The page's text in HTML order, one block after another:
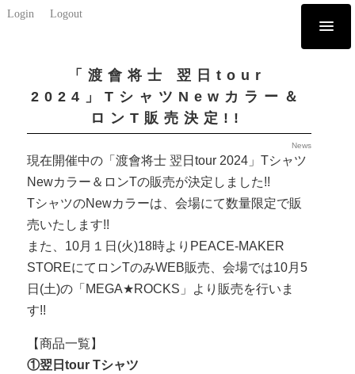
Login Logout
「渡會将士 翌日tour
2024」TシャツNewカラー＆
ロンT販売決定!!
News
現在開催中の「渡會将士 翌日tour 2024」Tシャツ
Newカラー＆ロンTの販売が決定しました!!
TシャツのNewカラーは、会場にて数量限定で販
売いたします!!
また、10月１日(火)18時よりPEACE-MAKER
STOREにてロンTのみWEB販売、会場では10月5
日(土)の「MEGA★ROCKS」より販売を行いま
す!!
【商品一覧】
①翌日tour Tシャツ